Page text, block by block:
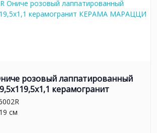
розовый лаппатированный
керамогранит
см